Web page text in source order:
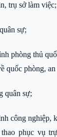
trụ sở làm việc;
sự;
phòng thủ
quốc phòng,
quân sự;
công nghiệp,
phục vụ